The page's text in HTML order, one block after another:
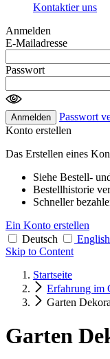
Kontaktier uns
Anmelden
E-Mailadresse
Passwort
Anmelden
Passwort
Konto erstellen
Das Erstellen eines
Siehe Bestell-
Bestellhistorie
Schneller
Ein Konto erstellen
Deutsch
English
Skip to Content
Startseite
Erfahrung im
Garten
Garten